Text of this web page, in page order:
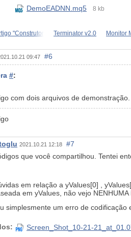
DemoEADNN.mq5 8 kb
"Construtor Terminator v2.0 Monitor
09:47 #6
#:
com dois arquivos de demonstração.
2021.10.21 12:18
#7
que você compartilhou. Tentei
em relação a yValues[0] ,
em yValues, não vejo
simplesmente um erro de codificação
Screen_Shot_10-21-